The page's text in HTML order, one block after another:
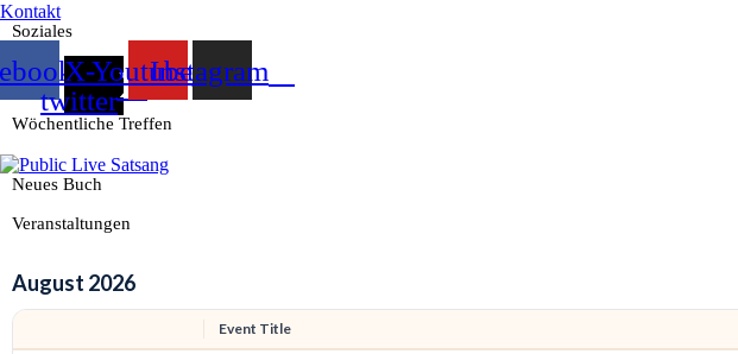
Kontakt
Soziales
X-
twitter
YoutubeInstagram
Wöchentliche Treffen
Neues Buch
Veranstaltungen